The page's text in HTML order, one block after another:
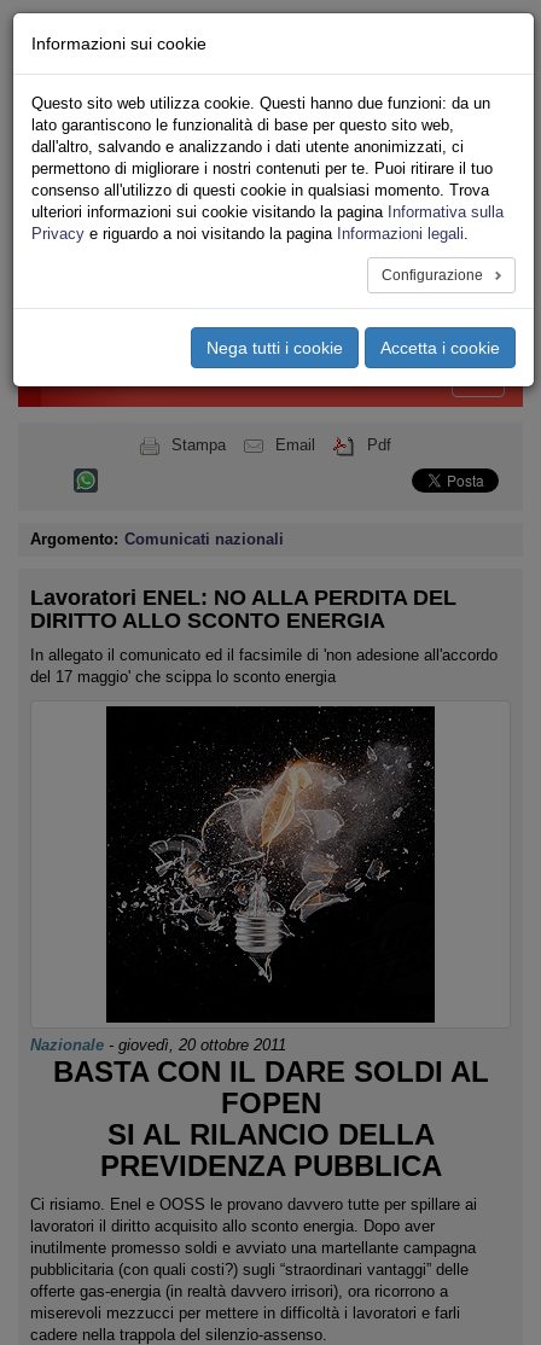
Iscriviti
Ricerca
Area Stampa
Privacy
ENERGIA
SERVIZI AMBIENTALI
Toggle
Stampa Email Pdf
Argomento: Comunicati nazionali
Lavoratori ENEL: NO ALLA PERDITA DEL
DIRITTO ALLO SCONTO ENERGIA
In allegato il comunicato ed il facsimile di 'non adesione all'accordo
del 17 maggio' che scippa lo sconto energia
Nazionale - giovedì, 20 ottobre 2011
BASTA CON IL DARE SOLDI AL
FOPEN
SI AL RILANCIO DELLA
PREVIDENZA PUBBLICA
Ci risiamo. Enel e OOSS le provano davvero tutte per spillare ai
lavoratori il diritto acquisito allo sconto energia. Dopo aver
inutilmente promesso soldi e avviato una martellante campagna
pubblicitaria (con quali costi?) sugli “straordinari vantaggi” delle
offerte gas-energia (in realtà davvero irrisori), ora ricorrono a
miserevoli mezzucci per mettere in difficoltà i lavoratori e farli
cadere nella trappola del silenzio-assenso.
Informazioni sui cookie
Questo sito web utilizza cookie. Questi hanno due funzioni: da un
lato garantiscono le funzionalità di base per questo sito web,
dall'altro, salvando e analizzando i dati utente anonimizzati, ci
permettono di migliorare i nostri contenuti per te. Puoi ritirare il tuo
consenso all'utilizzo di questi cookie in qualsiasi momento. Trova
ulteriori informazioni sui cookie visitando la pagina Informativa sulla
Privacy e riguardo a noi visitando la pagina Informazioni legali.
Configurazione
Nega tutti i cookie Accetta i cookie